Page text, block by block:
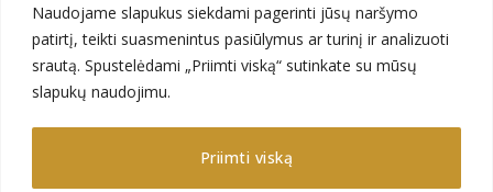
Naudojame slapukus siekdami pagerinti jūsų naršymo
patirtį, teikti suasmenintus pasiūlymus ar turinį ir analizuoti
srautą. Spustelėdami „Priimti viską“ sutinkate su mūsų
slapukų naudojimu.
Priimti viską
Galerija
Kontaktai